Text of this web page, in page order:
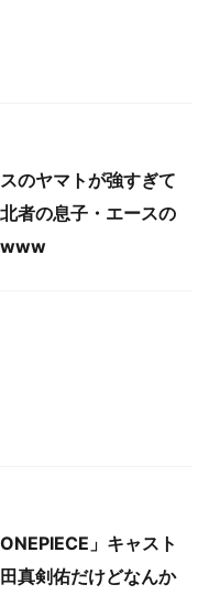
のヤマトが強すぎて
者の息子・エースの
www
」キャスト
真剣佑だけどなんか